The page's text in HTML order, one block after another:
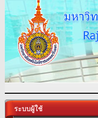
ระบบผู้ใช้